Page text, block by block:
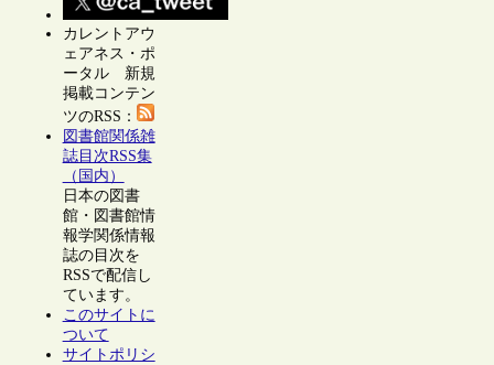
カレントアウ
ェアネス・ポ
ータル 新規
掲載コンテン
ツのRSS：
図書館関係雑
誌目次RSS集
（国内）
日本の図書
館・図書館情
報学関係情報
誌の目次を
RSSで配信し
ています。
このサイトに
ついて
サイトポリシ